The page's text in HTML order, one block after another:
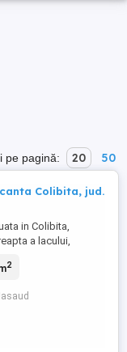
pe pagină: 20 50
Colibita, jud.
in Colibita,
a lacului,
lac. Specificatii: -
- suprafata
camere: 6, la parter
2